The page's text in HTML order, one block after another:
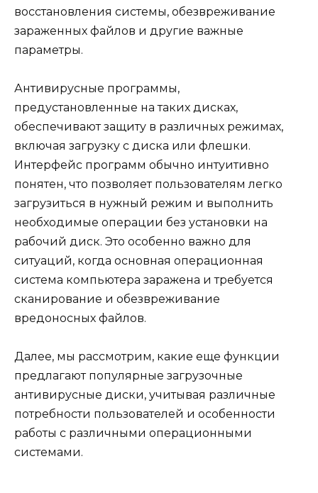
восстановления системы, обезвреживание
зараженных файлов и другие важные
параметры.
Антивирусные программы,
предустановленные на таких дисках,
обеспечивают защиту в различных режимах,
включая загрузку с диска или флешки.
Интерфейс программ обычно интуитивно
понятен, что позволяет пользователям легко
загрузиться в нужный режим и выполнить
необходимые операции без установки на
рабочий диск. Это особенно важно для
ситуаций, когда основная операционная
система компьютера заражена и требуется
сканирование и обезвреживание
вредоносных файлов.
Далее, мы рассмотрим, какие еще функции
предлагают популярные загрузочные
антивирусные диски, учитывая различные
потребности пользователей и особенности
работы с различными операционными
системами.